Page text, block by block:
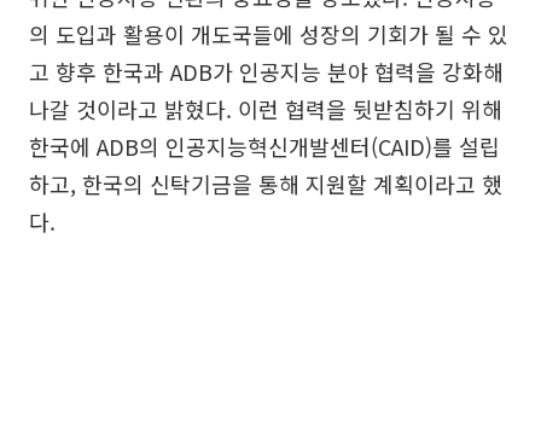
의 도입과 활용이 개도국들에 성장의 기회가 될 수 있
고 향후 한국과 ADB가 인공지능 분야 협력을 강화해
나갈 것이라고 밝혔다. 이런 협력을 뒷받침하기 위해
한국에 ADB의 인공지능혁신개발센터(CAID)를 설립
하고, 한국의 신탁기금을 통해 지원할 계획이라고 했
다.